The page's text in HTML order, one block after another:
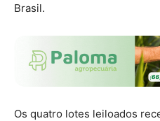
Brasil.
Os quatro lotes leiloados